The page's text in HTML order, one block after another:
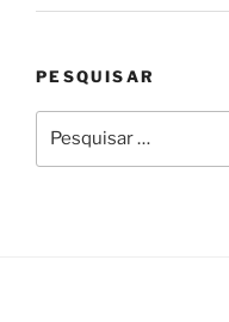
PESQUISAR
por: